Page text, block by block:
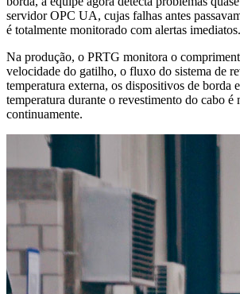
servidor OPC UA, cujas falhas antes
é totalmente monitorado com alertas imediatos.
Na produção, o PRTG monitora o
velocidade do gatilho, o fluxo do sistema de
temperatura externa, os dispositivos de borda
temperatura durante o revestimento do cabo é
continuamente.